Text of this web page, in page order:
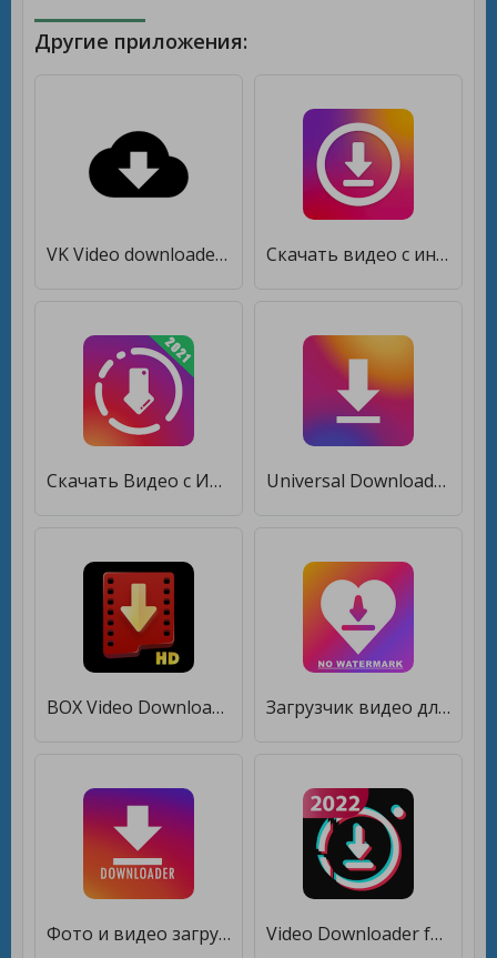
Другие приложения:
VK Video downloader [Unlocked] Cкачать видео с инстаграм [Без рекламы]
Скачать Видео с Инстаграма [Premium] Universal Downloader [Unlocked]
BOX Video Downloader: скачать видео и браузер [Полная версия] Загрузчик видео для Likee - без водяных знаков [Полная версия]
Фото и видео загрузчик для Instagram - Репост [Unlocked] Video Downloader for Tic Toc Download TikTok Video [Unlocked]